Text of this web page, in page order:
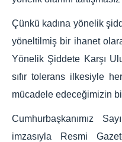
Çünkü kadına yönelik
yöneltilmiş bir ihanet
Yönelik Şiddete Karşı
sıfır tolerans ilkesiyle
mücadele edeceğimizin
Cumhurbaşkanımız
imzasıyla Resmi